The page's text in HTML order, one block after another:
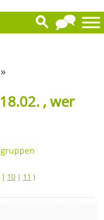
»
, wer
| 10 | 11 )